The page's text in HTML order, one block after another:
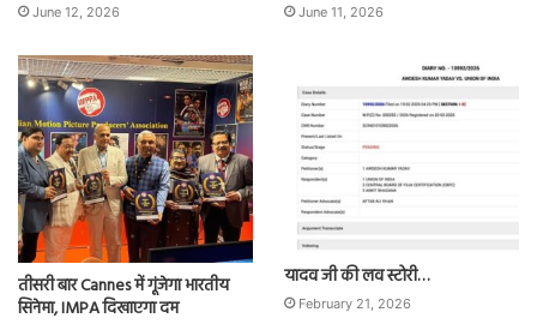
June 12, 2026 June 11, 2026
तीसरी बार Cannes में गूंजेगा भारतीय
सिनेमा, IMPA दिखाएगा दम
यादव जी की लव स्टोरी…
February 21, 2026